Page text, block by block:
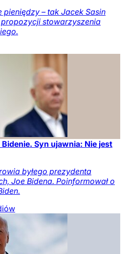
– tak Jacek Sasin
propozycji stowarzyszenia
Syn ujawnia: Nie jest
byłego prezydenta
Joe Bidena. Poinformował o